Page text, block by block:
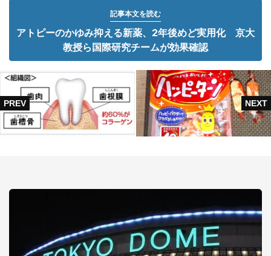
記事本文を読む
アトピーのかゆみ抑える新薬、2年後めど実用化 京大
教授ら国際研究チームが効果確認